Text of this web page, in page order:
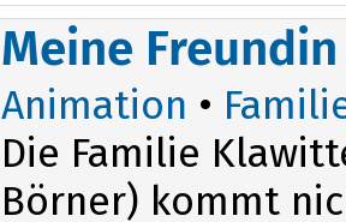
10:00
Meine
Animation •
Die Familie
Börner) kommt